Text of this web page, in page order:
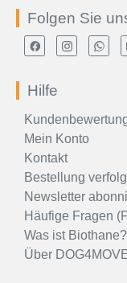
Folgen Sie
Hilfe
Mein Konto
Kontakt
Bestellung
Newsletter
Häufige Fragen
Was ist Biothane?
Über